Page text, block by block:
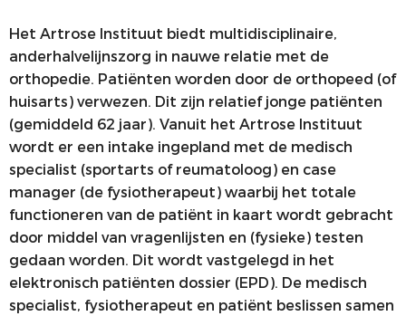
Het Artrose Instituut biedt multidisciplinaire,
anderhalvelijnszorg in nauwe relatie met de
orthopedie. Patiënten worden door de orthopeed (of
huisarts) verwezen. Dit zijn relatief jonge patiënten
(gemiddeld 62 jaar). Vanuit het Artrose Instituut
wordt er een intake ingepland met de medisch
specialist (sportarts of reumatoloog) en case
manager (de fysiotherapeut) waarbij het totale
functioneren van de patiënt in kaart wordt gebracht
door middel van vragenlijsten en (fysieke) testen
gedaan worden. Dit wordt vastgelegd in het
elektronisch patiënten dossier (EPD). De medisch
specialist, fysiotherapeut en patiënt beslissen samen